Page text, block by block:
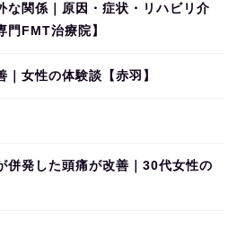
な関係｜原因・症状・リハビリ介
門FMT治療院】
女性の体験談【赤羽】
併発した頭痛が改善｜30代女性の